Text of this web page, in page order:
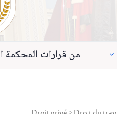
من قرارات المحكمة